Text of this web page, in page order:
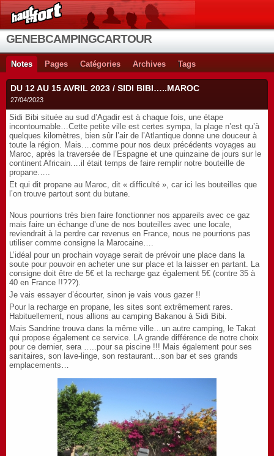
GENEBCAMPINGCARTOUR
Notes Pages Catégories Archives Tags
DU 12 AU 15 AVRIL 2023 / SIDI BIBI…..MAROC
27/04/2023
Sidi Bibi située au sud d’Agadir est à chaque fois, une étape
incontournable…Cette petite ville est certes sympa, la plage n’est qu’à
quelques kilomètres, bien sûr l’air de l’Atlantique donne une douceur à
toute la région. Mais….comme pour nos deux précédents voyages au
Maroc, après la traversée de l’Espagne et une quinzaine de jours sur le
continent Africain….il était temps de faire remplir notre bouteille de
propane…..
Et qui dit propane au Maroc, dit « difficulté », car ici les bouteilles que
l’on trouve partout sont du butane.
Nous pourrions très bien faire fonctionner nos appareils avec ce gaz
mais faire un échange d’une de nos bouteilles avec une locale,
reviendrait à la perdre car revenus en France, nous ne pourrions pas
utiliser comme consigne la Marocaine….
L’idéal pour un prochain voyage serait de prévoir une place dans la
soute pour pouvoir en acheter une sur place et la laisser en partant. La
consigne doit être de 5€ et la recharge gaz également 5€ (contre 35 à
40 en France !!???).
Je vais essayer d’écourter, sinon je vais vous gazer !!
Pour la recharge en propane, les sites sont extrêmement rares.
Habituellement, nous allions au camping Bakanou à Sidi Bibi.
Mais Sandrine trouva dans la même ville…un autre camping, le Takat
qui propose également ce service. LA grande différence de notre choix
pour ce dernier, sera …..pour sa piscine !!! Mais également pour ses
sanitaires, son lave-linge, son restaurant…son bar et ses grands
emplacements…